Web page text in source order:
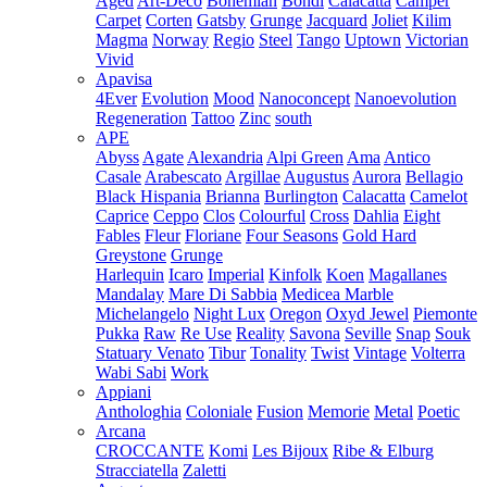
Carpet Corten Gatsby Grunge Jacquard Joliet Kilim
Magma Norway Regio Steel Tango Uptown Victorian
Vivid
Apavisa
4Ever Evolution Mood Nanoconcept Nanoevolution
Regeneration Tattoo Zinc south
APE
Abyss Agate Alexandria Alpi Green Ama Antico
Casale Arabescato Argillae Augustus Aurora Bellagio
Black Hispania Brianna Burlington Calacatta Camelot
Caprice Ceppo Clos Colourful Cross Dahlia Eight
Fables Fleur Floriane Four Seasons Gold Hard
Greystone Grunge
Harlequin Icaro Imperial Kinfolk Koen Magallanes
Mandalay Mare Di Sabbia Medicea Marble
Michelangelo Night Lux Oregon Oxyd Jewel Piemonte
Pukka Raw Re Use Reality Savona Seville Snap Souk
Statuary Venato Tibur Tonality Twist Vintage Volterra
Wabi Sabi Work
Appiani
Anthologhia Coloniale Fusion Memorie Metal Poetic
Arcana
CROCCANTE Komi Les Bijoux Ribe & Elburg
Stracciatella Zaletti